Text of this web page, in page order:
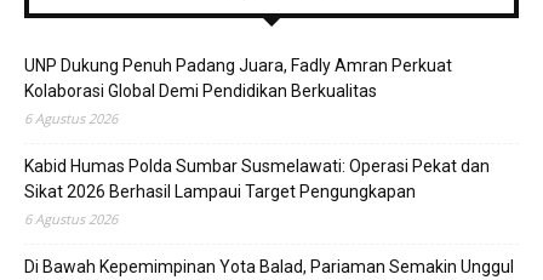
UNP Dukung Penuh Padang Juara, Fadly Amran Perkuat
Kolaborasi Global Demi Pendidikan Berkualitas
6 Agustus 2026
Kabid Humas Polda Sumbar Susmelawati: Operasi Pekat dan
Sikat 2026 Berhasil Lampaui Target Pengungkapan
6 Agustus 2026
Di Bawah Kepemimpinan Yota Balad, Pariaman Semakin Unggul